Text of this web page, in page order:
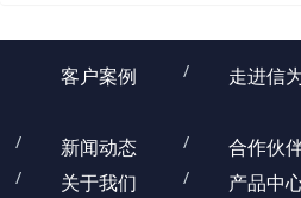
客户案例 走进信
新闻动态
合作伙
关于我们
产品中